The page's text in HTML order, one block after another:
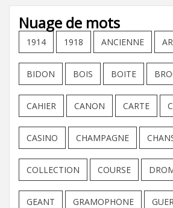
Nuage de mots
1914 1918 ANCIENNE
BIDON BOIS BOITE
CAHIER CANON CARTE
CASINO CHAMPAGNE
COLLECTION COURSE
GEANT GRAMOPHONE